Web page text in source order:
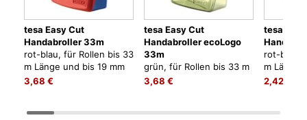
tesa Easy Cut
Handabroller 33m
rot-blau, für Rollen bis 33
m Länge und bis 19 mm
Breite
3,68 €
tesa Easy Cut
Handabroller ecoLogo
33m
grün, für Rollen bis 33 m
Länge und bis 19 mm
3,68 €
tesa
rot-blau,
m Länge
Breite
2,42 €